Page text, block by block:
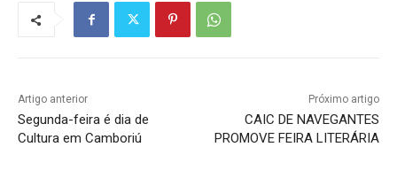
Artigo anterior
Segunda-feira é dia de
Cultura em Camboriú
Próximo artigo
CAIC DE NAVEGANTES
PROMOVE FEIRA LITERÁRIA